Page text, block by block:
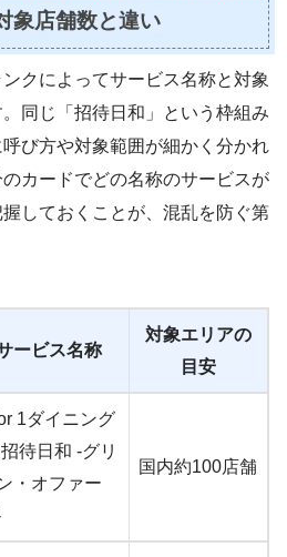
象店舗数と違い
クによってサービス名称と対象
同じ「招待日和」という枠組み
び方や対象範囲が細かく分かれ
カードでどの名称のサービスが
しておくことが、混乱を防ぐ第
ービス名称
対象エリアの
目安
1ダイニング
待日和 -グリ
・オファー
国内約100店舗